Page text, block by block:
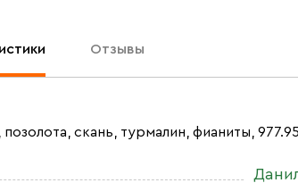
Отзывы
скань, турмалин, фианиты,